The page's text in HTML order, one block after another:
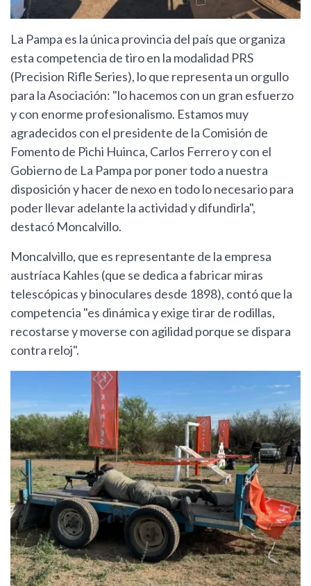
La Pampa es la única provincia del país que organiza
esta competencia de tiro en la modalidad PRS
(Precision Rifle Series), lo que representa un orgullo
para la Asociación: "lo hacemos con un gran esfuerzo
y con enorme profesionalismo. Estamos muy
agradecidos con el presidente de la Comisión de
Fomento de Pichi Huinca, Carlos Ferrero y con el
Gobierno de La Pampa por poner todo a nuestra
disposición y hacer de nexo en todo lo necesario para
poder llevar adelante la actividad y difundirla",
destacó Moncalvillo.
Moncalvillo, que es representante de la empresa
austríaca Kahles (que se dedica a fabricar miras
telescópicas y binoculares desde 1898), contó que la
competencia "es dinámica y exige tirar de rodillas,
recostarse y moverse con agilidad porque se dispara
contra reloj".